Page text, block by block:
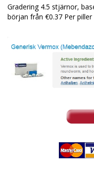
Gradering 4.5 stjärnor,
början från €0.37 Per piller